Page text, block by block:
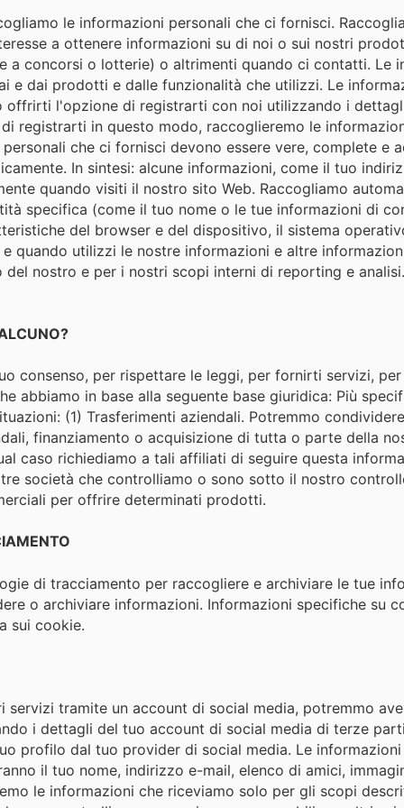
le informazioni personali che ci fornisci.
a ottenere informazioni su di noi o sui nostri
a concorsi o lotterie) o altrimenti quando ci contatti. Le
e dai prodotti e dalle funzionalità che utilizzi. Le
offrirti l'opzione di registrarti con noi utilizzando i
registrarti in questo modo, raccoglieremo le
che ci fornisci devono essere vere, complete e
In sintesi: alcune informazioni, come il tuo
quando visiti il ​​nostro sito Web. Raccogliamo
specifica (come il tuo nome o le tue informazioni di
del browser e del dispositivo, il sistema
quando utilizzi le nostre informazioni e altre
nostro e per i nostri scopi interni di reporting e
consenso, per rispettare le leggi, per fornirti servizi,
abbiamo in base alla seguente base giuridica: Più
(1) Trasferimenti aziendali. Potremmo
finanziamento o acquisizione di tutta o parte della
caso richiediamo a tali affiliati di seguire questa
società che controlliamo o sono sotto il nostro
per offrire determinati prodotti.
di tracciamento per raccogliere e archiviare le tue
o archiviare informazioni. Informazioni specifiche su
sui cookie.
tramite un account di social media, potremmo
i dettagli del tuo account di social media di terze
profilo dal tuo provider di social media. Le
il tuo nome, indirizzo e-mail, elenco di amici,
le informazioni che riceviamo solo per gli scopi